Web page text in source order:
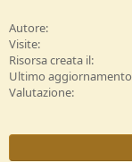
c
t
i
o
n
s
Autore
Visite
Risorsa creata il
Ultimo aggiornamento
Valutazione